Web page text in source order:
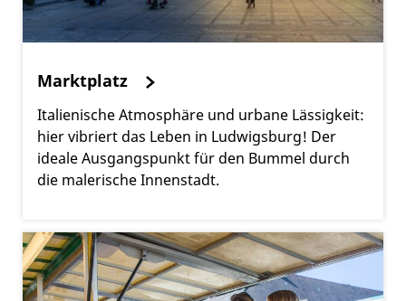
Marktplatz
Italienische Atmosphäre und urbane Lässigkeit:
hier vibriert das Leben in Ludwigsburg! Der
ideale Ausgangspunkt für den Bummel durch
die malerische Innenstadt.